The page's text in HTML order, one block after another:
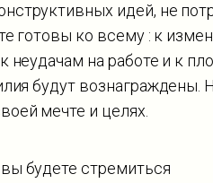
идей, не
готовы ко всему : к
на работе и к
будут вознаграждены.
мечте и целях.
будете стремиться